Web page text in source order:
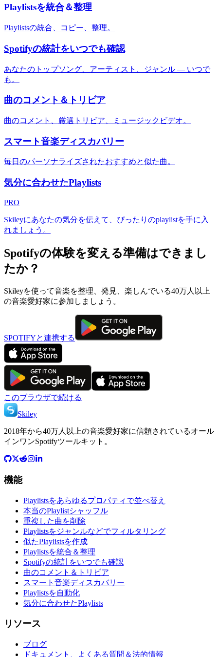
Playlistsを統合＆整理
Playlistsの統合、コピー、整理。
Spotifyの統計をいつでも確認
あなたのトップソング、アーティスト、ジャンル — いつで
も。
曲のコメント＆トリビア
曲のコメント、厳選トリビア、ミュージックビデオ。
スマート音楽ディスカバリー
毎日のパーソナライズされたおすすめと似た曲。
気分に合わせたPlaylists
PRO
Skileyにあなたの気分を伝えて、ぴったりのplaylistを手に入
れましょう。
Spotifyの体験を変える準備はできまし
たか？
Skileyを使って音楽を整理、発見、楽しんでいる40万人以上
の音楽愛好家に参加しましょう。
SPOTIFYと連携する
このブラウザで続ける
Skiley
2018年から40万人以上の音楽愛好家に信頼されているオール
インワンSpotifyツールキット。
機能
Playlistsをあらゆるプロパティで並べ替え
本当のPlaylistシャッフル
重複した曲を削除
Playlistsをジャンルなどでフィルタリング
似たPlaylistsを作成
Playlistsを統合＆整理
Spotifyの統計をいつでも確認
曲のコメント＆トリビア
スマート音楽ディスカバリー
Playlistsを自動化
気分に合わせたPlaylists
リソース
ブログ
ドキュメント、よくある質問＆法的情報